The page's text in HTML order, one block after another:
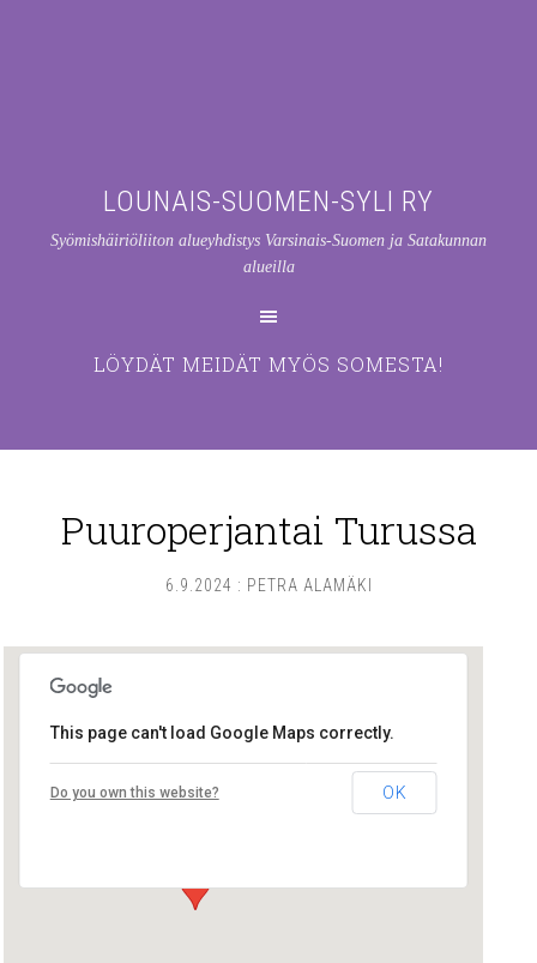
LOUNAIS-SUOMEN-SYLI RY
Syömishäiriöliiton alueyhdistys Varsinais-Suomen ja Satakunnan
alueilla
LÖYDÄT MEIDÄT MYÖS SOMESTA!
Puuroperjantai Turussa
6.9.2024 : PETRA ALAMÄKI
Lounais-Suomen – SYLI ry
Maariankatu 8 D 104 - Turku
This page can't load Google Maps correctly.
Do you own this website? OK